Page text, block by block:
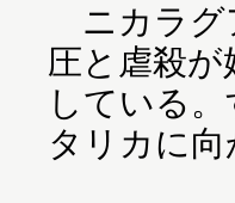
ニカラグ
圧と虐殺
している
タリカに